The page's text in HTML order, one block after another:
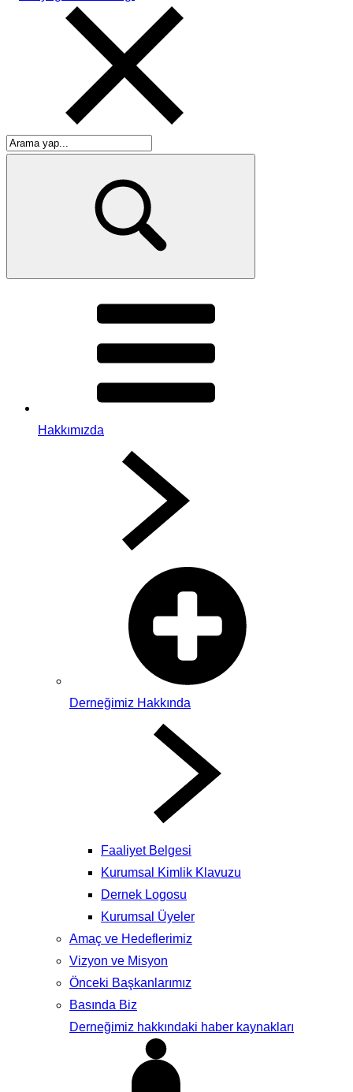
Hakkımızda
Derneğimiz Hakkında
Faaliyet Belgesi
Kurumsal Kimlik Klavuzu
Dernek Logosu
Kurumsal Üyeler
Amaç ve Hedeflerimiz
Vizyon ve Misyon
Önceki Başkanlarımız
Basında Biz
Derneğimiz hakkındaki haber kaynakları